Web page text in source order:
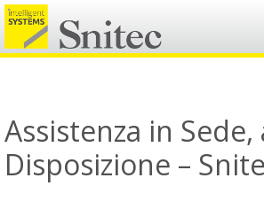
Assistenza in Sede,
Disposizione –